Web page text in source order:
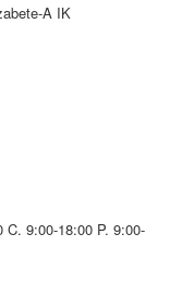
A IK
C. 9:00-18:00 P. 9:00-